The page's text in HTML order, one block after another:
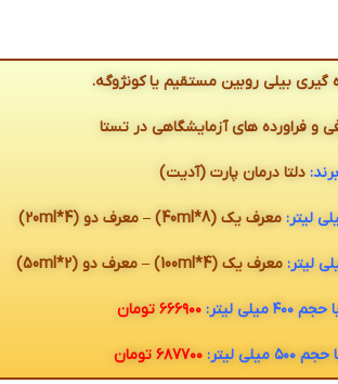
گیری بیلی روبین مستقیم یا کونژوگه.
و فراورده های آزمایشگاهی در تستا
برند: دلتا درمان پارت (آدیت)
معرف یک (40ml*8) – معرف دو (20ml*4)
معرف یک (100ml*4) – معرف دو (50ml*2)
میلی لیتر: ۶۶۶۹۰۰ تومان
میلی لیتر: ۶۸۷۷۰۰ تومان